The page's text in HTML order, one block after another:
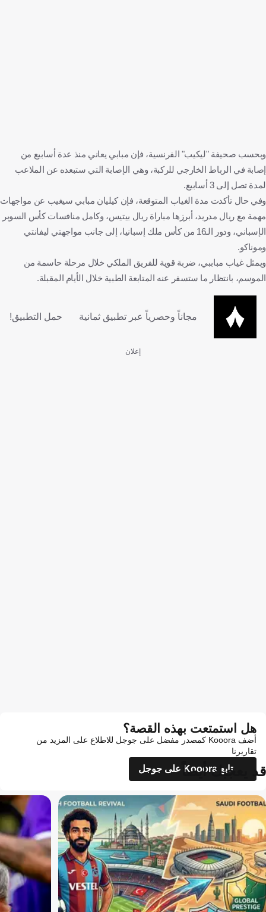
وبحسب صحيفة "ليكيب" الفرنسية، فإن مبابي يعاني منذ عدة أسابيع من
إصابة في الرباط الخارجي للركبة، وهي الإصابة التي ستبعده عن الملاعب
لمدة تصل إلى 3 أسابيع.
وفي حال تأكدت مدة الغياب المتوقعة، فإن كيليان مبابي سيغيب عن مواجهات
مهمة مع ريال مدريد، أبرزها مباراة ريال بيتيس، وكامل منافسات كأس السوبر
الإسباني، ودور الـ16 من كأس ملك إسبانيا، إلى جانب مواجهتي ليفانتي
وموناكو.
ويمثل غياب مباببي، ضربة قوية للفريق الملكي خلال مرحلة حاسمة من
الموسم، بانتظار ما ستسفر عنه المتابعة الطبية خلال الأيام المقبلة.
مجاناً وحصرياً عبر تطبيق ثمانية حمل التطبيق!
إعلان
هل استمتعت بهذه القصة؟
أضف Kooora كمصدر مفضل على جوجل للاطلاع على المزيد من
تقاريرنا
تابع Kooora على جوجل
قد يعجبك أيضاً